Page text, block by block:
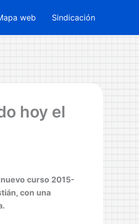
web Sindicación
hoy el
curso 2015-
con una